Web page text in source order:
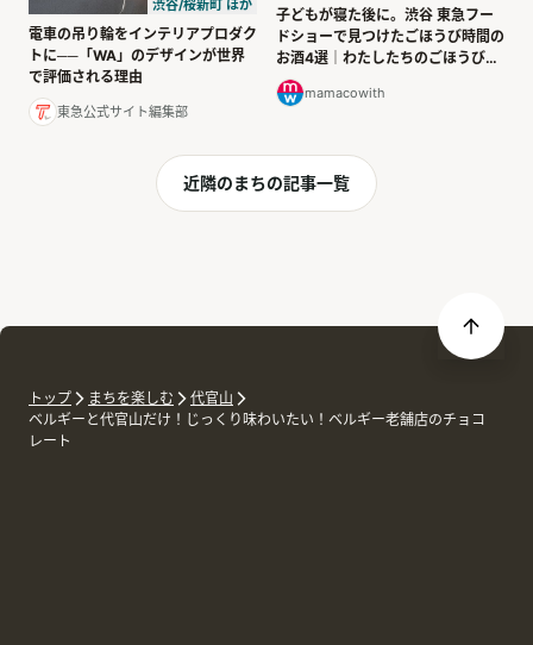
渋谷/桜新町 ほか
電車の吊り輪をインテリアプロダク
トに──「WA」のデザインが世界
で評価される理由
東急公式サイト編集部
子どもが寝た後に。渋谷 東急フー
ドショーで見つけたごほうび時間の
お酒4選｜わたしたちのごほうびタ
イム
mamacowith
近隣のまちの記事一覧
トップ まちを楽しむ
代官山
ベルギーと代官山だけ！じっくり味わいたい！ベルギー老舗店のチョコ
レート